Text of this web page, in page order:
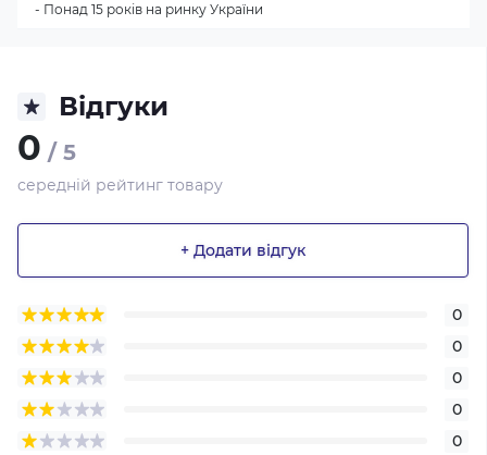
Відгуки
0 / 5
середній рейтинг товару
+ Додати відгук
0
0
0
0
0
- Понад 15 років на ринку України